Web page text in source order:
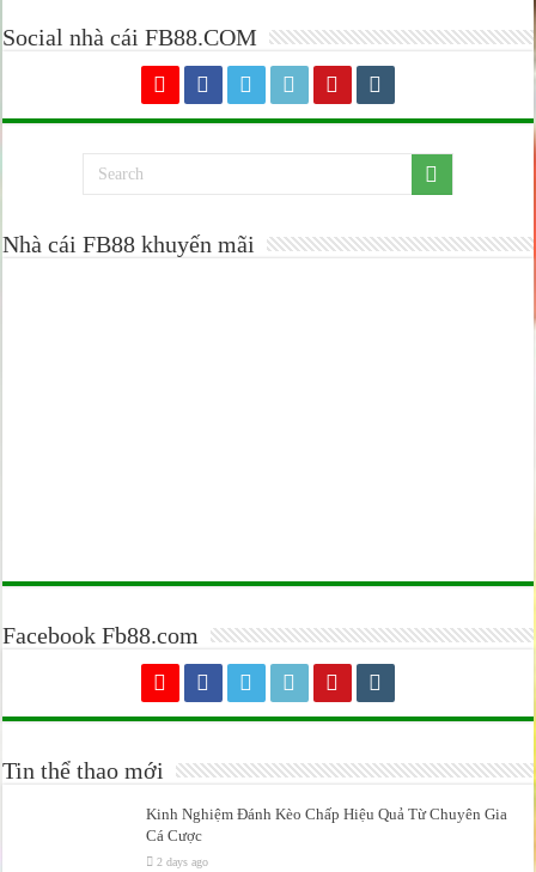
Social nhà cái FB88.COM
Nhà cái FB88 khuyến mãi
Facebook Fb88.com
Tin thể thao mới
Kinh Nghiệm Đánh Kèo Chấp Hiệu Quả Từ Chuyên Gia
Cá Cược
2 days ago